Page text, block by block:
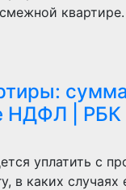
НДФЛ |
уплатить с
в каких